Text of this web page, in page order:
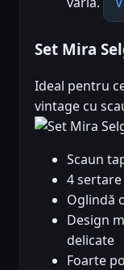
Set Mira
Ideal pentru
vintage cu
Scaun
4
Oglindă
Design
delicate
Foarte